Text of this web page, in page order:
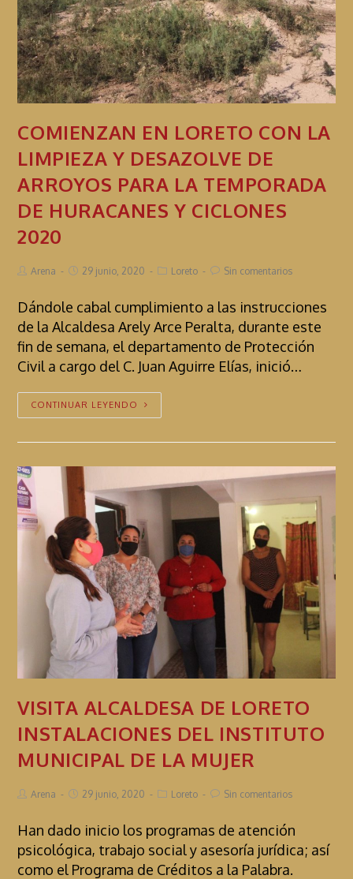
COMIENZAN EN LORETO CON LA
LIMPIEZA Y DESAZOLVE DE
ARROYOS PARA LA TEMPORADA
DE HURACANES Y CICLONES
2020
Arena 29 junio, 2020 Loreto Sin comentarios
Dándole cabal cumplimiento a las instrucciones
de la Alcaldesa Arely Arce Peralta, durante este
fin de semana, el departamento de Protección
Civil a cargo del C. Juan Aguirre Elías, inició…
CONTINUAR LEYENDO
VISITA ALCALDESA DE LORETO
INSTALACIONES DEL INSTITUTO
MUNICIPAL DE LA MUJER
Arena 29 junio, 2020 Loreto Sin comentarios
Han dado inicio los programas de atención
psicológica, trabajo social y asesoría jurídica; así
como el Programa de Créditos a la Palabra.